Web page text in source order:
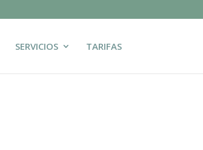
SERVICIOS TARIFAS